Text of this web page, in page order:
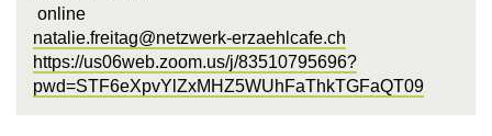
online
natalie.freitag@netzwerk-erzaehlcafe.ch
https://us06web.zoom.us/j/83510795696?
pwd=STF6eXpvYlZxMHZ5WUhFaThkTGFaQT09